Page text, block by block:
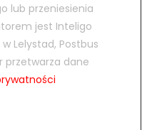
lub przeniesienia
jest Inteligo
Lelystad, Postbus
przetwarza dane